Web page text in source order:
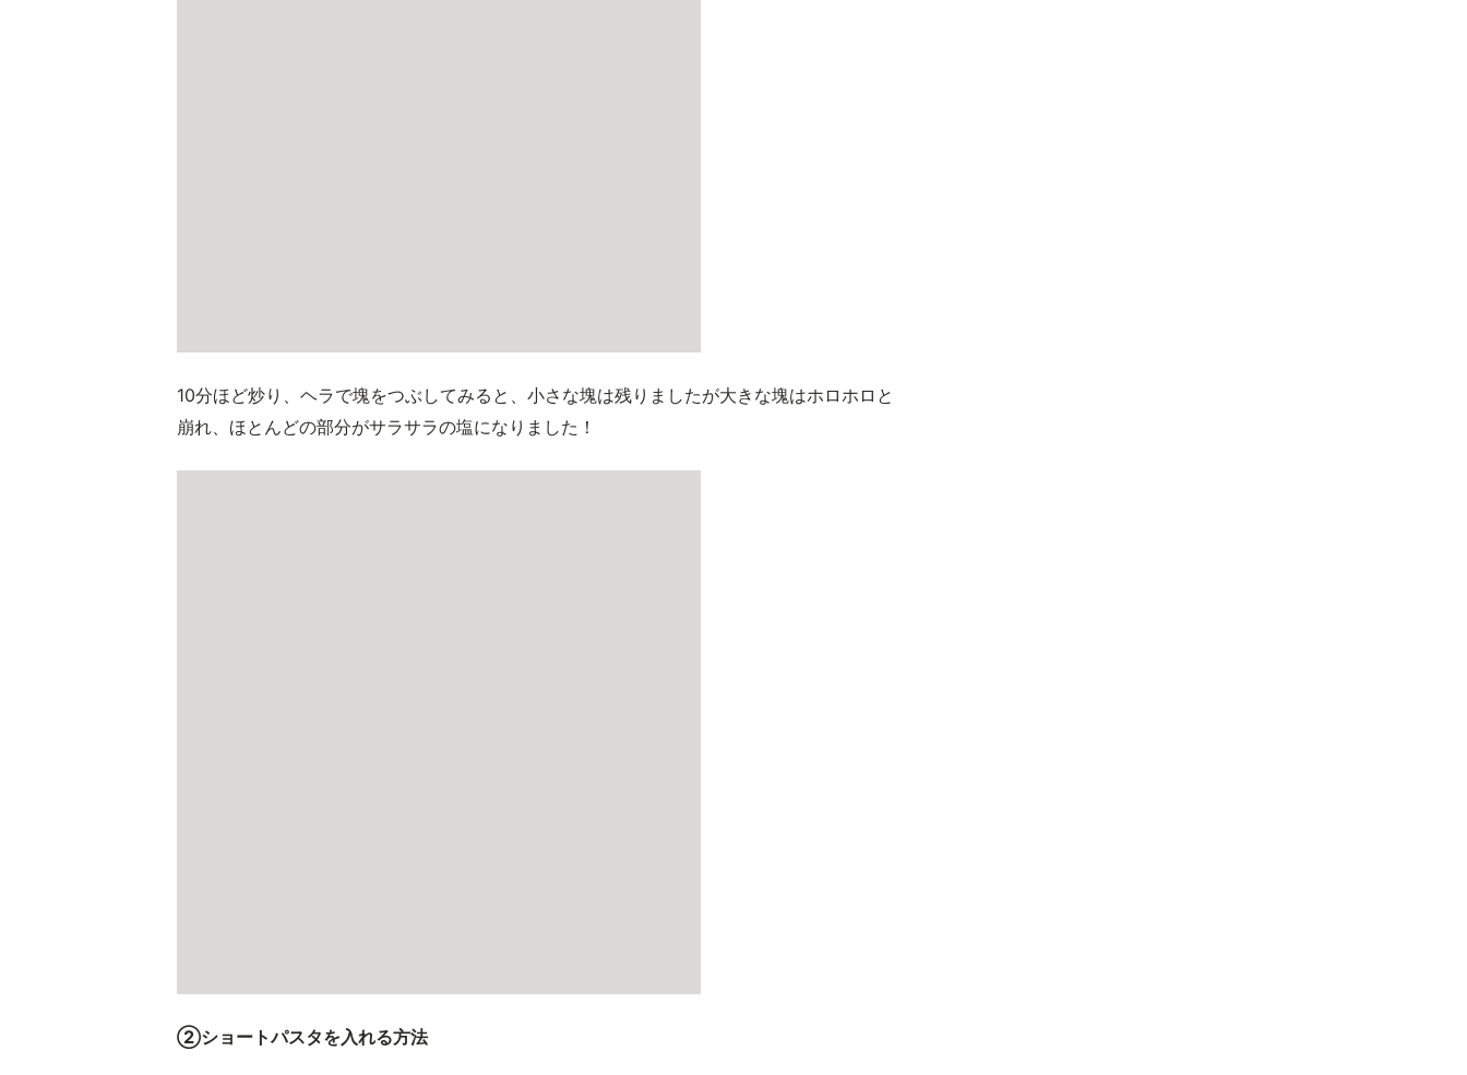
10分ほど炒り、ヘラで塊をつぶしてみると、小さな塊は残りましたが大きな塊はホロホロと
崩れ、ほとんどの部分がサラサラの塩になりました！
➁ショートパスタを入れる方法